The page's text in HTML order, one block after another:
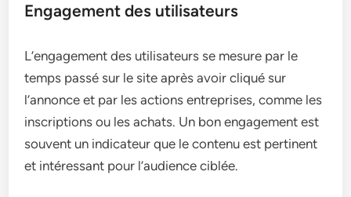
Engagement des utilisateurs
L’engagement des utilisateurs se mesure par le
temps passé sur le site après avoir cliqué sur
l’annonce et par les actions entreprises, comme les
inscriptions ou les achats. Un bon engagement est
souvent un indicateur que le contenu est pertinent
et intéressant pour l’audience ciblée.